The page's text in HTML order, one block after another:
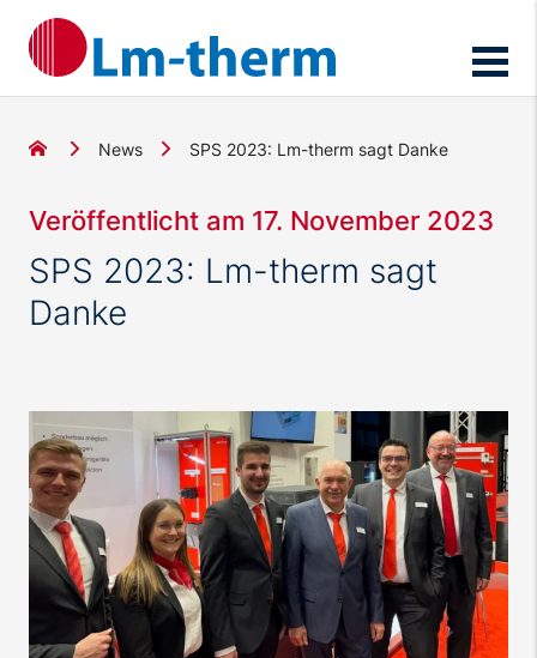
News SPS 2023: Lm-therm sagt Danke
Veröffentlicht am 17. November 2023
SPS 2023: Lm-therm sagt
Danke